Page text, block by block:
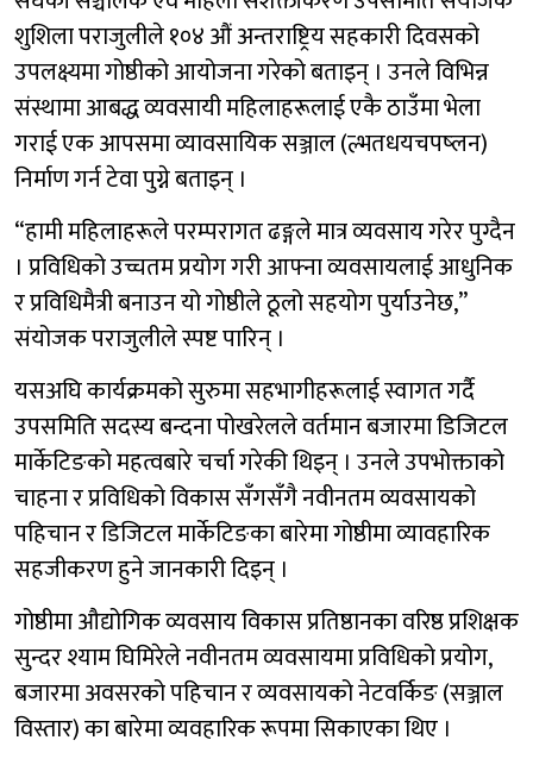
शुशिला पराजुलीले १०४ औं अन्तराष्ट्रिय सहकारी दिवसको
उपलक्ष्यमा गोष्ठीको आयोजना गरेको बताइन् । उनले विभिन्न
संस्थामा आबद्ध व्यवसायी महिलाहरूलाई एकै ठाउँमा भेला
गराई एक आपसमा व्यावसायिक सञ्जाल (ल्भतधयचपष्लन)
निर्माण गर्न टेवा पुग्ने बताइन् ।
“हामी महिलाहरूले परम्परागत ढङ्गले मात्र व्यवसाय गरेर पुग्दैन
। प्रविधिको उच्चतम प्रयोग गरी आफ्ना व्यवसायलाई आधुनिक
र प्रविधिमैत्री बनाउन यो गोष्ठीले ठूलो सहयोग पुर्याउनेछ,”
संयोजक पराजुलीले स्पष्ट पारिन् ।
यसअघि कार्यक्रमको सुरुमा सहभागीहरूलाई स्वागत गर्दै
उपसमिति सदस्य बन्दना पोखरेलले वर्तमान बजारमा डिजिटल
मार्केटिङको महत्वबारे चर्चा गरेकी थिइन् । उनले उपभोक्ताको
चाहना र प्रविधिको विकास सँगसँगै नवीनतम व्यवसायको
पहिचान र डिजिटल मार्केटिङका बारेमा गोष्ठीमा व्यावहारिक
सहजीकरण हुने जानकारी दिइन् ।
गोष्ठीमा औद्योगिक व्यवसाय विकास प्रतिष्ठानका वरिष्ठ प्रशिक्षक
सुन्दर श्याम घिमिरेले नवीनतम व्यवसायमा प्रविधिको प्रयोग,
बजारमा अवसरको पहिचान र व्यवसायको नेटवर्किङ (सञ्जाल
विस्तार) का बारेमा व्यवहारिक रूपमा सिकाएका थिए ।